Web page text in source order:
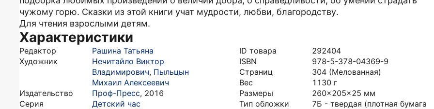
чужому горю. Сказки из этой книги учат мудрости, любви, благородству.
Для чтения взрослыми детям.
Характеристики
Редактор
Рашина Татьяна
Художник
Нечитайло Виктор
Владимирович, Пыльцын
Михаил Алексеевич
Издательство
Проф-Пресс, 2016
Серия
Детский час
ID товара
292404
ISBN
978-5-378-04369-9
Страниц
304 (Мелованная)
Вес
1130 г
Размеры
260x205x25 мм
Тип обложки
7Б - твердая (плотная бумага